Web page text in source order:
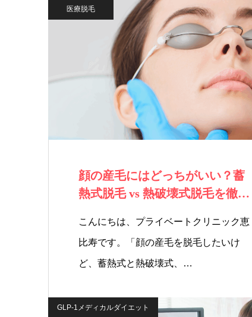
医療脱毛
顔の産毛にはどっちがいい？蓄
熱式脱毛 vs 熱破壊式脱毛を徹底
こんにちは、プライベートクリニック恵
比寿です。「顔の産毛を脱毛したいけ
ど、蓄熱式と熱破壊式、…
GLP-1メディカルダイエット